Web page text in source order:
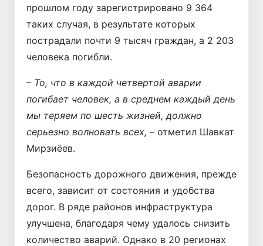
прошлом году зарегистрировано 9 364
таких случая, в результате которых
пострадали почти 9 тысяч граждан, а 2 203
человека погибли.
– То, что в каждой четвертой аварии
погибает человек, а в среднем каждый день
мы теряем по шесть жизней, должно
серьезно волновать всех, – отметил Шавкат
Мирзиёев.
Безопасность дорожного движения, прежде
всего, зависит от состояния и удобства
дорог. В ряде районов инфраструктура
улучшена, благодаря чему удалось снизить
количество аварий. Однако в 20 регионах